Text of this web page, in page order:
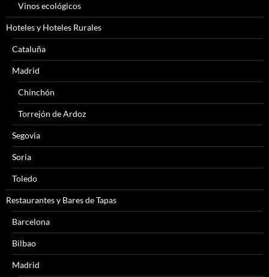
Vinos ecológicos
Hoteles y Hoteles Rurales
Cataluña
Madrid
Chinchón
Torrejón de Ardoz
Segovia
Soria
Toledo
Restaurantes y Bares de Tapas
Barcelona
Bilbao
Madrid